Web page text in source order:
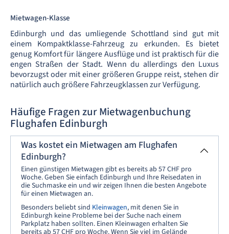
Mietwagen-Klasse
Edinburgh und das umliegende Schottland sind gut mit
einem Kompaktklasse-Fahrzeug zu erkunden. Es bietet
genug Komfort für längere Ausflüge und ist praktisch für die
engen Straßen der Stadt. Wenn du allerdings den Luxus
bevorzugst oder mit einer größeren Gruppe reist, stehen dir
natürlich auch größere Fahrzeugklassen zur Verfügung.
Häufige Fragen zur Mietwagenbuchung
Flughafen Edinburgh
Was kostet ein Mietwagen am Flughafen
Edinburgh?
Einen günstigen Mietwagen gibt es bereits ab 57 CHF pro
Woche. Geben Sie einfach Edinburgh und Ihre Reisedaten in
die Suchmaske ein und wir zeigen Ihnen die besten Angebote
für einen Mietwagen an.
Besonders beliebt sind Kleinwagen, mit denen Sie in
Edinburgh keine Probleme bei der Suche nach einem
Parkplatz haben sollten. Einen Kleinwagen erhalten Sie
bereits ab 57 CHF pro Woche. Wenn Sie viel im Gelände